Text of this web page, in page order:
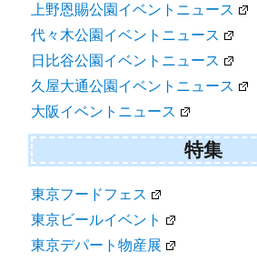
上野恩賜公園イベントニュース
代々木公園イベントニュース
日比谷公園イベントニュース
久屋大通公園イベントニュース
大阪イベントニュース
特集
東京フードフェス
東京ビールイベント
東京デパート物産展